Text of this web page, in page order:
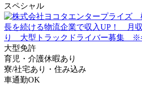
スペシャル
大型免許
育児・介護休暇あり
寮/社宅あり・住み込み
車通勤OK